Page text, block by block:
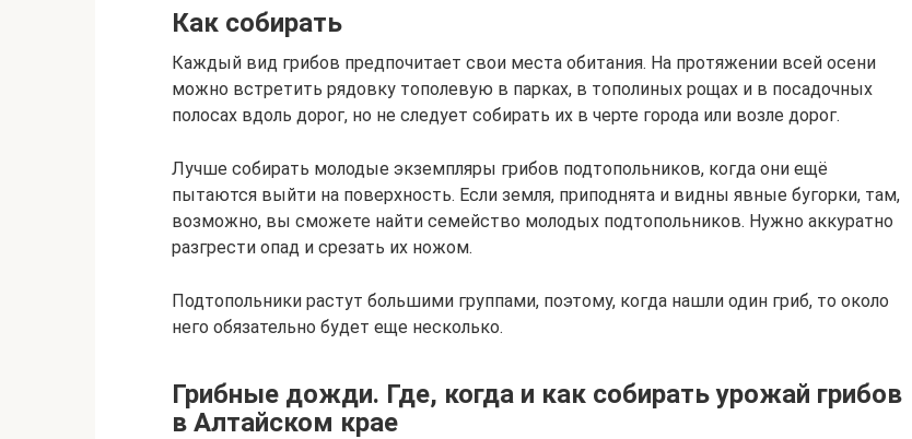
Как собирать
Каждый вид грибов предпочитает свои места обитания. На протяжении всей осени
можно встретить рядовку тополевую в парках, в тополиных рощах и в посадочных
полосах вдоль дорог, но не следует собирать их в черте города или возле дорог.
Лучше собирать молодые экземпляры грибов подтопольников, когда они ещё
пытаются выйти на поверхность. Если земля, приподнята и видны явные бугорки, там,
возможно, вы сможете найти семейство молодых подтопольников. Нужно аккуратно
разгрести опад и срезать их ножом.
Подтопольники растут большими группами, поэтому, когда нашли один гриб, то около
него обязательно будет еще несколько.
Грибные дожди. Где, когда и как собирать урожай грибов
в Алтайском крае